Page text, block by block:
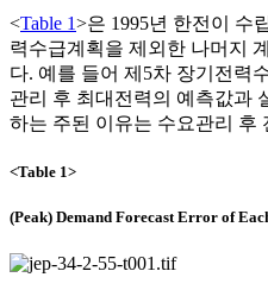
<Table 1>은 1995년 한전이 수
력수급계획을 제외한 나머지
다. 예를 들어 제5차 장기전력
관리 후 최대전력의 예측값과
하는 주된 이유는 수요관리 후
<Table 1>
(Peak) Demand Forecast Error of